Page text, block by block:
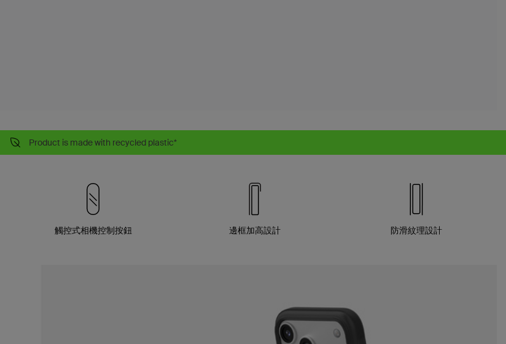
Product is made with recycled plastic*
觸控式相機控制按鈕 邊框加高設計 防滑紋理設計